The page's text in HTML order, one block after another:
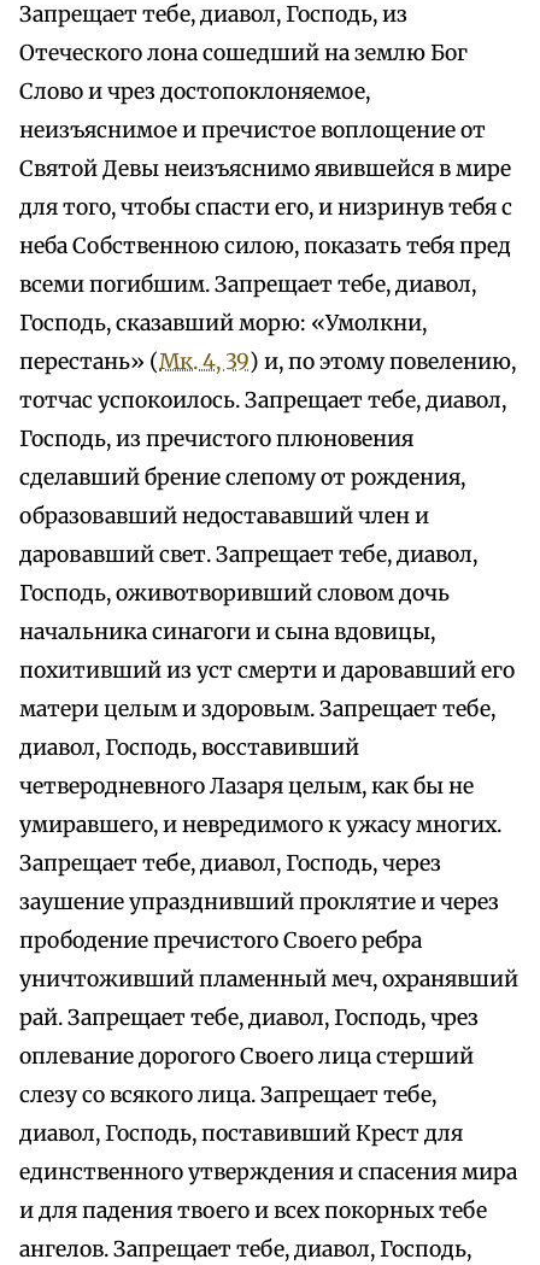
Запрещает тебе, диавол, Господь, из
Отеческого лона сошедший на землю Бог
Слово и чрез достопоклоняемое,
неизъяснимое и пречистое воплощение от
Святой Девы неизъяснимо явившейся в мире
для того, чтобы спасти его, и низринув тебя с
неба Собственною силою, показать тебя пред
всеми погибшим. Запрещает тебе, диавол,
Господь, сказавший морю: «Умолкни,
перестань» (Мк. 4, 39) и, по этому повелению,
тотчас успокоилось. Запрещает тебе, диавол,
Господь, из пречистого плюновения
сделавший брение слепому от рождения,
образовавший недостававший член и
даровавший свет. Запрещает тебе, диавол,
Господь, оживотворивший словом дочь
начальника синагоги и сына вдовицы,
похитивший из уст смерти и даровавший его
матери целым и здоровым. Запрещает тебе,
диавол, Господь, восставивший
четверодневного Лазаря целым, как бы не
умиравшего, и невредимого к ужасу многих.
Запрещает тебе, диавол, Господь, через
заушение упразднивший проклятие и через
прободение пречистого Своего ребра
уничтоживший пламенный меч, охранявший
рай. Запрещает тебе, диавол, Господь, чрез
оплевание дорогого Своего лица стерший
слезу со всякого лица. Запрещает тебе,
диавол, Господь, поставивший Крест для
единственного утверждения и спасения мира
и для падения твоего и всех покорных тебе
ангелов. Запрещает тебе, диавол, Господь,